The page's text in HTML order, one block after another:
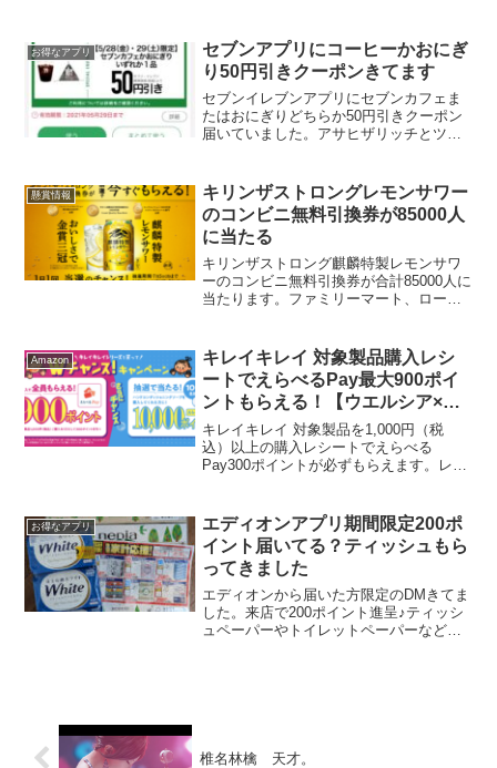
ント！エントリーして「ZOZO TOWN」
でお気...
お得なアプリ
セブンアプリにコーヒーかおにぎ
り50円引きクーポンきてます
セブンイレブンアプリにセブンカフェま
たはおにぎりどちらか50円引きクーポン
届いていました。アサヒザリッチとツナ
うでもないけど、たまにコンビニおにぎ
り食べたくなる🍙...
懸賞情報
キリンザストロングレモンサワー
のコンビニ無料引換券が85000人
に当たる
キリンザストロング麒麟特製レモンサワ
ーのコンビニ無料引換券が合計85000人に
当たります。ファミリーマート、ローソ
レモンサワーキリン・ザ・ストロング
麒麟特製ホワイト...
Amazon
キレイキレイ 対象製品購入レシ
ートでえらべるPay最大900ポイ
ントもらえる！【ウエルシア×ラ
イオン】WAON POINT最大
10,000ポイント当たる抽選もあり
キレイキレイ 対象製品を1,000円（税
込）以上の購入レシートでえらべる
Pay300ポイントが必ずもらえます。レシ
えば実質65％還元！付与上限：300ポイン
ト／口...
お得なアプリ
エディオンアプリ期間限定200ポ
イント届いてる？ティッシュもら
ってきました
エディオンから届いた方限定のDMきてま
した。来店で200ポイント進呈♪ティッシ
ュペーパーやトイレットペーパーなども
椎名林檎 天才。